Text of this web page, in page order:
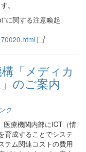
。
に関する注意喚起
「メディカ
のご案内
ク
医療機関内部にICT（情
育成することでシステ
テム関連コストの費用